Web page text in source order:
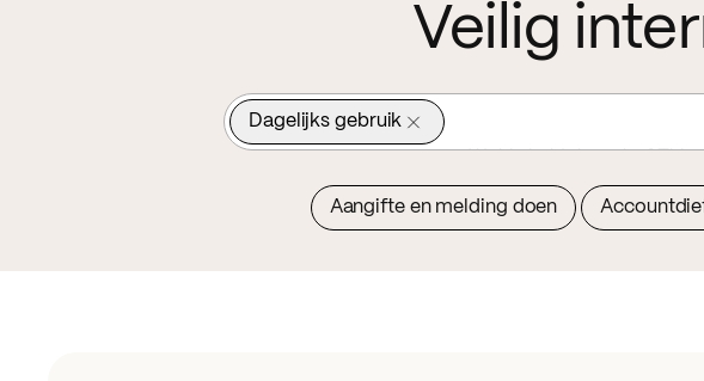
Veilig
Dagelijks gebruik
Aangifte en melding doen